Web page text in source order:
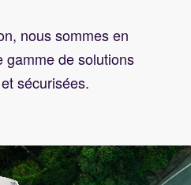
nous sommes en
gamme de solutions
sécurisées.